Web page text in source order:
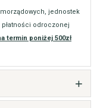
jednostek
odroczonej
termin poniżej 500zł